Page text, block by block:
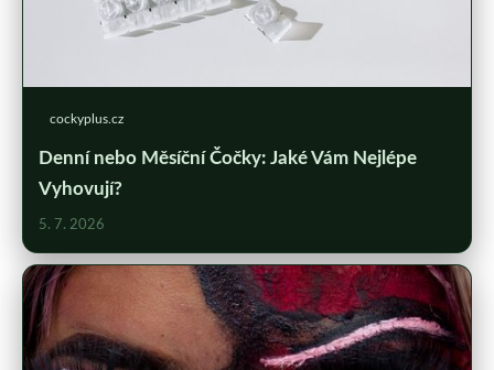
cockyplus.cz
Denní nebo Měsíční Čočky: Jaké Vám Nejlépe
Vyhovují?
5. 7. 2026